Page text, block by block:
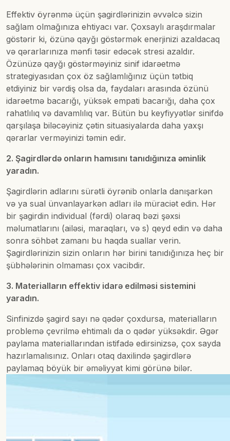
Effektiv öyrənmə üçün şagirdlərinizin əvvəlcə sizin
sağlam olmağınıza ehtiyacı var. Çoxsaylı araşdırmalar
göstərir ki, özünə qayğı göstərmək enerjinizi azaldacaq
və qərarlarınıza mənfi təsir edəcək stresi azaldır.
Özünüzə qayğı göstərməyiniz sinif idarəetmə
strategiyasıdan çox öz sağlamlığınız üçün tətbiq
etdiyiniz bir vərdiş olsa da, faydaları arasında özünü
idarəetmə bacarığı, yüksək empati bacarığı, daha çox
rahatlılıq və davamlılıq var. Bütün bu keyfiyyətlər sinifdə
qarşılaşa biləcəyiniz çətin situasiyalarda daha yaxşı
qərarlar verməyinizi təmin edir.
2. Şagirdlərdə onların hamısını tanıdığınıza əminlik
yaradın.
Şagirdlərin adlarını sürətli öyrənib onlarla danışarkən
və ya sual ünvanlayarkən adları ilə müraciət edin. Hər
bir şagirdin individual (fərdi) olaraq bəzi şəxsi
məlumatlarını (ailəsi, maraqları, və s) qeyd edin və daha
sonra söhbət zamanı bu haqda suallar verin.
Şagirdlərinizin sizin onların hər birini tanıdığınıza heç bir
şübhələrinin olmaması çox vacibdir.
3. Materialların effektiv idarə edilməsi sistemini
yaradın.
Sinfinizdə şagird sayı nə qədər çoxdursa, materialların
problemə çevrilmə ehtimalı da o qədər yüksəkdir. Əgər
paylama materiallarından istifadə edirsinizsə, çox sayda
hazırlamalısınız. Onları otaq daxilində şagirdlərə
paylamaq böyük bir əməliyyat kimi görünə bilər.